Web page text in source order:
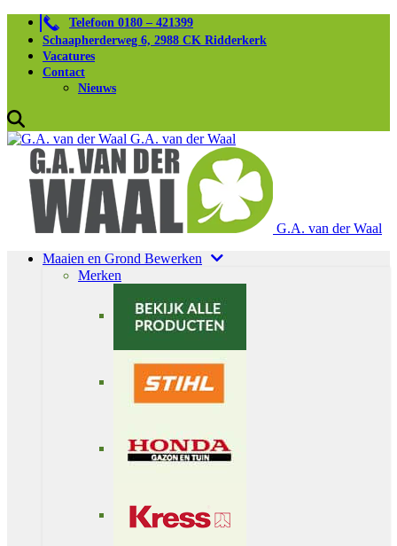
Telefoon 0180 – 421399
Schaapherderweg 6, 2988 CK Ridderkerk
Vacatures
Contact
Nieuws
G.A. van der Waal
G.A. van der Waal
Maaien en Grond Bewerken
Merken